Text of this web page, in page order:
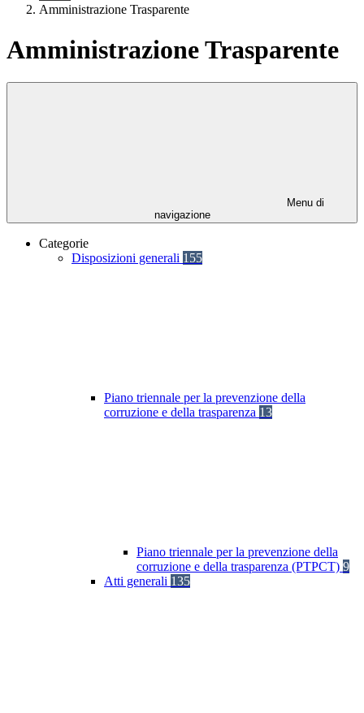
Amministrazione Trasparente
Amministrazione Trasparente
Menu di
navigazione
Categorie
Disposizioni generali 155
Piano triennale per la prevenzione della
corruzione e della trasparenza 13
Piano triennale per la prevenzione della
corruzione e della trasparenza (PTPCT) 9
Atti generali 135